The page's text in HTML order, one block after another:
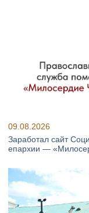
09.08.2026
Заработал сайт
епархии —